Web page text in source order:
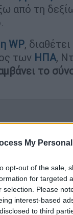
My
opt-out of the sale,
for targeted
selection. Please
interest-based
to third
από τη
WP,
των ΗΠΑ,
το
- Ιράν»